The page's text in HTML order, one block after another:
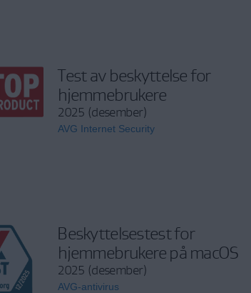
Test av beskyttelse for
hjemmebrukere
2025 (desember)
AVG Internet Security
Beskyttelsestest for
hjemmebrukere på macOS
2025 (desember)
AVG-antivirus